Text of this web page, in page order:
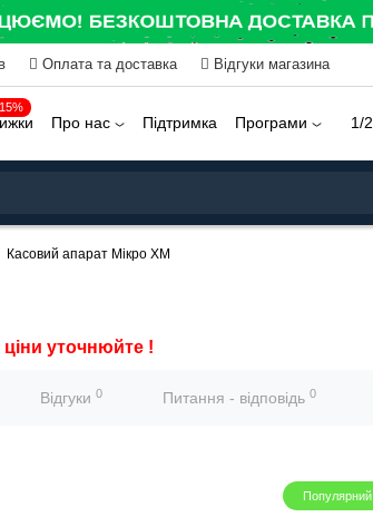
Оплата та доставка Відгуки магазина
1/2
Про нас Підтримка Програми
Касовий апарат Мікро ХМ
ціни уточнюйте !
Відгуки 0 Питання - відповідь 0
Популярний